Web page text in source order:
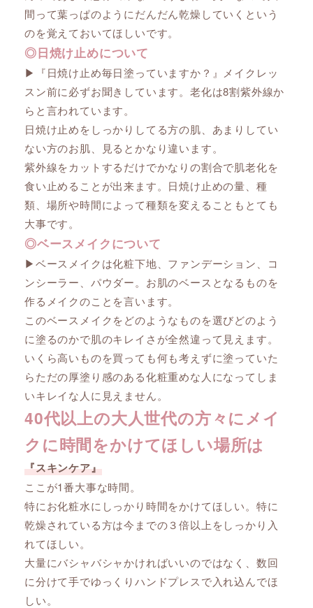
間って葉っぱのようにだんだん乾燥していくという
のを覚えておいてほしいです。
◎日焼け止めについて
▶︎『日焼け止め毎日塗っていますか？』メイクレッ
スン前に必ずお聞きしています。老化は8割紫外線か
らと言われています。
日焼け止めをしっかりしてる方の肌、あまりしてい
ない方のお肌、見るとかなり違います。
紫外線をカットするだけでかなりの割合で肌老化を
食い止めることが出来ます。日焼け止めの量、種
類、場所や時間によって種類を変えることもとても
大事です。
◎ベースメイクについて
▶︎ベースメイクは化粧下地、ファンデーション、コ
ンシーラー、パウダー。お肌のベースとなるものを
作るメイクのことを言います。
このベースメイクをどのようなものを選びどのよう
に塗るのかで肌のキレイさが全然違って見えます。
いくら高いものを買っても何も考えずに塗っていた
らただの厚塗り感のある化粧重めな人になってしま
いキレイな人に見えません。
40代以上の大人世代の方々にメイ
クに時間をかけてほしい場所は
『スキンケア』
ここが1番大事な時間。
特にお化粧水にしっかり時間をかけてほしい。特に
乾燥されている方は今までの３倍以上をしっかり入
れてほしい。
大量にバシャバシャかければいいのではなく、数回
に分けて手でゆっくりハンドプレスで入れ込んでほ
しい。